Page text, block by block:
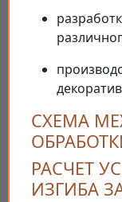
СХЕМА
РАСЧЕТ
ИЗГИБА